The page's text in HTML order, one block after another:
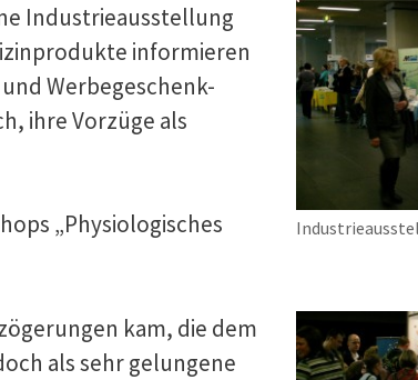
Industrieausstellung
informieren
Werbegeschenk-
ihre Vorzüge als
„Physiologisches
kam, die dem
als sehr gelungene